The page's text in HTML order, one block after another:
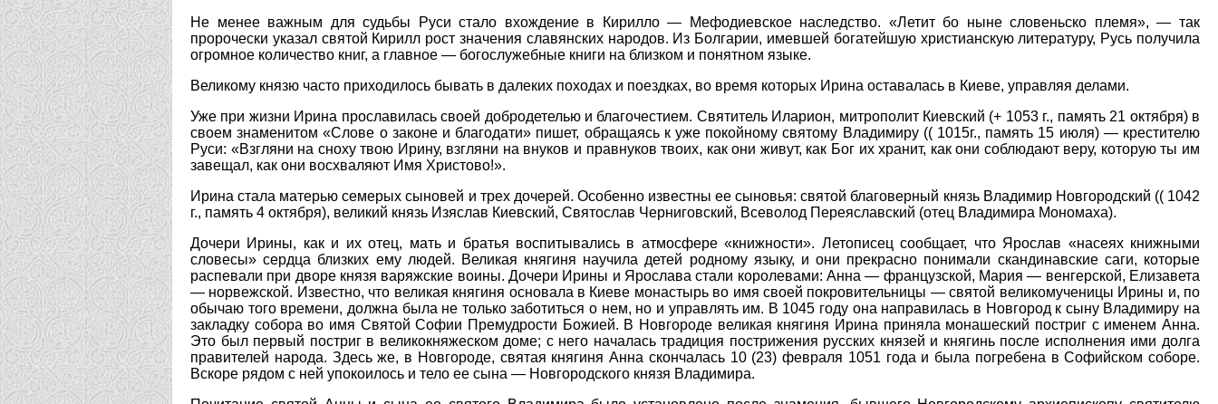
Не менее важным для судьбы Руси стало вхождение в Кирилло — Мефодиевское наследство. «Летит бо ныне словеньско племя», — так
пророчески указал святой Кирилл рост значения славянских народов. Из Болгарии, имевшей богатейшую христианскую литературу, Русь получила
огромное количество книг, а главное — богослужебные книги на близком и понятном языке.
Великому князю часто приходилось бывать в далеких походах и поездках, во время которых Ирина оставалась в Киеве, управляя делами.
Уже при жизни Ирина прославилась своей добродетелью и благочестием. Святитель Иларион, митрополит Киевский (+ 1053 г., память 21 октября) в
своем знаменитом «Слове о законе и благодати» пишет, обращаясь к уже покойному святому Владимиру (( 1015г., память 15 июля) — крестителю
Руси: «Взгляни на сноху твою Ирину, взгляни на внуков и правнуков твоих, как они живут, как Бог их хранит, как они соблюдают веру, которую ты им
завещал, как они восхваляют Имя Христово!».
Ирина стала матерью семерых сыновей и трех дочерей. Особенно известны ее сыновья: святой благоверный князь Владимир Новгородский (( 1042
г., память 4 октября), великий князь Изяслав Киевский, Святослав Черниговский, Всеволод Переяславский (отец Владимира Мономаха).
Дочери Ирины, как и их отец, мать и братья воспитывались в атмосфере «книжности». Летописец сообщает, что Ярослав «насеях книжными
словесы» сердца близких ему людей. Великая княгиня научила детей родному языку, и они прекрасно понимали скандинавские саги, которые
распевали при дворе князя варяжские воины. Дочери Ирины и Ярослава стали королевами: Анна — французской, Мария — венгерской, Елизавета
— норвежской. Известно, что великая княгиня основала в Киеве монастырь во имя своей покровительницы — святой великомученицы Ирины и, по
обычаю того времени, должна была не только заботиться о нем, но и управлять им. В 1045 году она направилась в Новгород к сыну Владимиру на
закладку собора во имя Святой Софии Премудрости Божией. В Новгороде великая княгиня Ирина приняла монашеский постриг с именем Анна.
Это был первый постриг в великокняжеском доме; с него началась традиция пострижения русских князей и княгинь после исполнения ими долга
правителей народа. Здесь же, в Новгороде, святая княгиня Анна скончалась 10 (23) февраля 1051 года и была погребена в Софийском соборе.
Вскоре рядом с ней упокоилось и тело ее сына — Новгородского князя Владимира.